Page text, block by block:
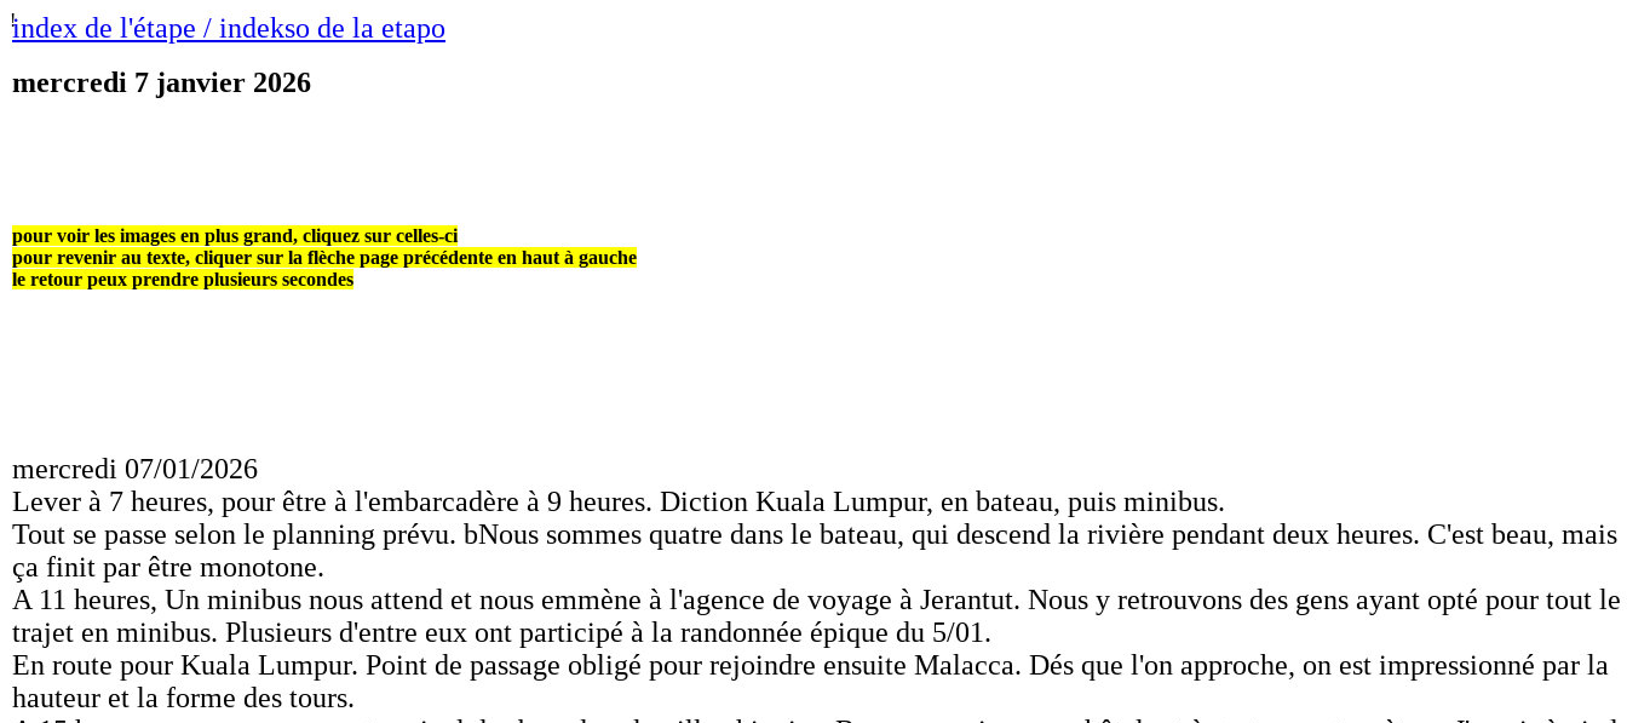
!index de l'étape / indekso de la etapo
mercredi 7 janvier 2026
pour voir les images en plus grand, cliquez sur celles-ci
pour revenir au texte, cliquer sur la flèche page précédente en haut à gauche
le retour peux prendre plusieurs secondes
mercredi 07/01/2026
Lever à 7 heures, pour être à l'embarcadère à 9 heures. Diction Kuala Lumpur, en bateau, puis minibus.
Tout se passe selon le planning prévu. bNous sommes quatre dans le bateau, qui descend la rivière pendant deux heures. C'est beau, mais
ça finit par être monotone.
A 11 heures, Un minibus nous attend et nous emmène à l'agence de voyage à Jerantut. Nous y retrouvons des gens ayant opté pour tout le
trajet en minibus. Plusieurs d'entre eux ont participé à la randonnée épique du 5/01.
En route pour Kuala Lumpur. Point de passage obligé pour rejoindre ensuite Malacca. Dés que l'on approche, on est impressionné par la
hauteur et la forme des tours.